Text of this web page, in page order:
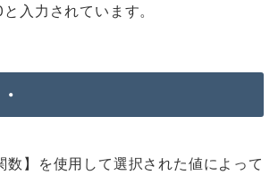
入力されています。
数】を使用して選択された値によって